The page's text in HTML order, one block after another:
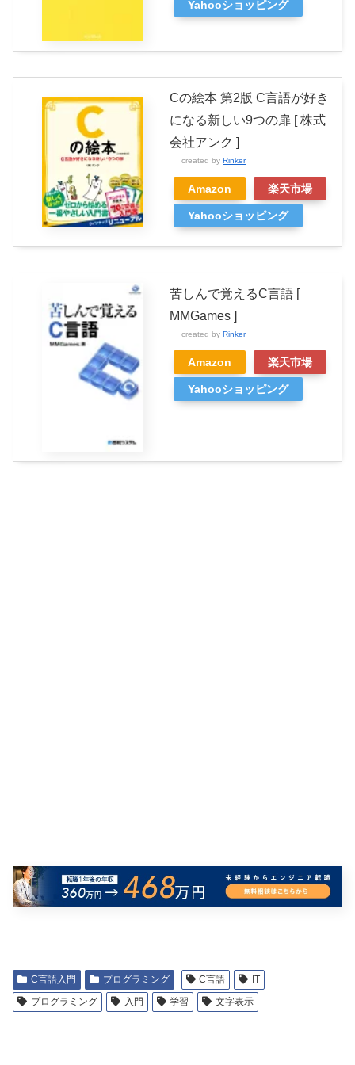
Yahooショッピング
Cの絵本 第2版 C言語が好き
になる新しい9つの扉 [ 株式
会社アンク ]
created by Rinker
Amazon 楽天市場
Yahooショッピング
苦しんで覚えるC言語 [
MMGames ]
created by Rinker
Amazon 楽天市場
Yahooショッピング
C言語入門 プログラミング C言語
IT
プログラミング
入門 学習 文字表示